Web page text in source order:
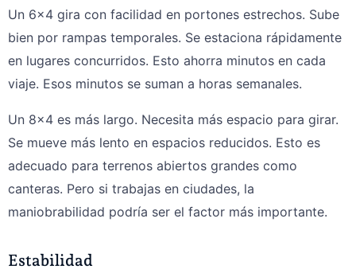
Un 6x4 gira con facilidad en portones estrechos. Sube
bien por rampas temporales. Se estaciona rápidamente
en lugares concurridos. Esto ahorra minutos en cada
viaje. Esos minutos se suman a horas semanales.
Un 8×4 es más largo. Necesita más espacio para girar.
Se mueve más lento en espacios reducidos. Esto es
adecuado para terrenos abiertos grandes como
canteras. Pero si trabajas en ciudades, la
maniobrabilidad podría ser el factor más importante.
Estabilidad